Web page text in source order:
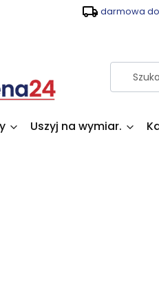
darmowa
Uszyj na wymiar.